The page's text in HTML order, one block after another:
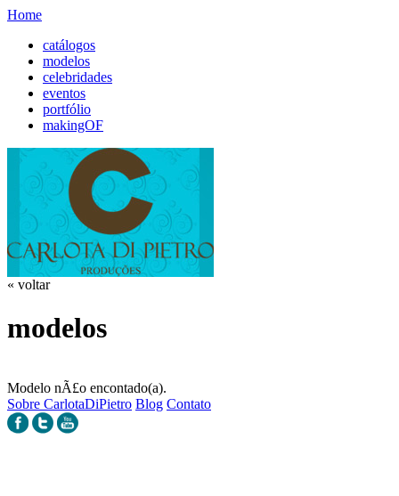
Home
catálogos
modelos
celebridades
eventos
portfólio
makingOF
« voltar
modelos
Modelo nÃ£o encontado(a).
Sobre CarlotaDiPietro Blog Contato